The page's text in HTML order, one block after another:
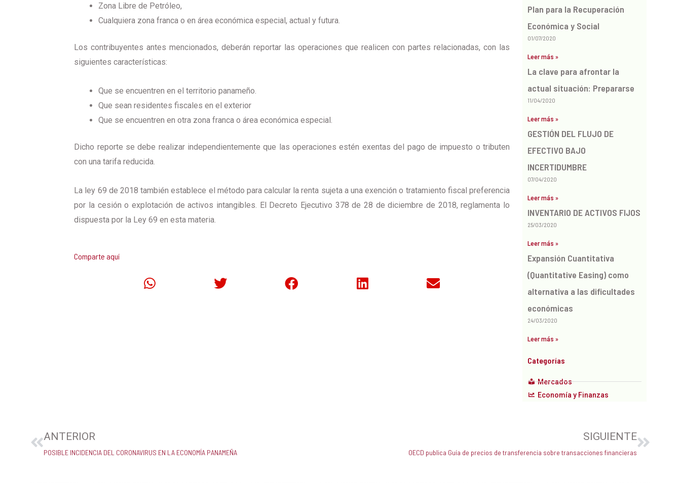
Zona Libre de Petróleo,
Cualquiera zona franca o en área económica especial, actual y futura.
Los contribuyentes antes mencionados, deberán reportar las operaciones que realicen con partes relacionadas, con las
siguientes características:
Que se encuentren en el territorio panameño.
Que sean residentes fiscales en el exterior
Que se encuentren en otra zona franca o área económica especial.
Dicho reporte se debe realizar independientemente que las operaciones estén exentas del pago de impuesto o tributen
con una tarifa reducida.
La ley 69 de 2018 también establece el método para calcular la renta sujeta a una exención o tratamiento fiscal preferencia
por la cesión o explotación de activos intangibles. El Decreto Ejecutivo 378 de 28 de diciembre de 2018, reglamenta lo
dispuesta por la Ley 69 en esta materia.
Comparte aquí
Plan para la Recuperación
Económica y Social
01/07/2020
Leer más »
La clave para afrontar la
actual situación: Prepararse
11/04/2020
Leer más »
GESTIÓN DEL FLUJO DE
EFECTIVO BAJO
INCERTIDUMBRE
07/04/2020
Leer más »
INVENTARIO DE ACTIVOS FIJOS
25/03/2020
Leer más »
Expansión Cuantitativa
(Quantitative Easing) como
alternativa a las dificultades
económicas
24/03/2020
Leer más »
Categorías
Mercados
Economía y Finanzas
ANTERIOR
POSIBLE INCIDENCIA DEL CORONAVIRUS EN LA ECONOMÍA PANAMEÑA
SIGUIENTE
OECD publica Guía de precios de transferencia sobre transacciones financieras